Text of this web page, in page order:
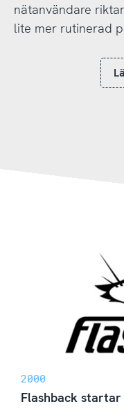
nätanvändare
lite mer rutinerad
2000
Flashback